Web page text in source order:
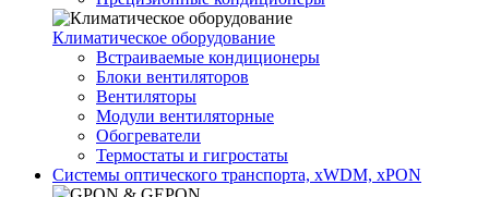
Климатичeское оборудование
Встраиваемые кондиционеры
Блоки вентиляторов
Вентиляторы
Модули вентиляторные
Обогреватели
Термостаты и гигростаты
Системы оптического транспорта, xWDM, xPON